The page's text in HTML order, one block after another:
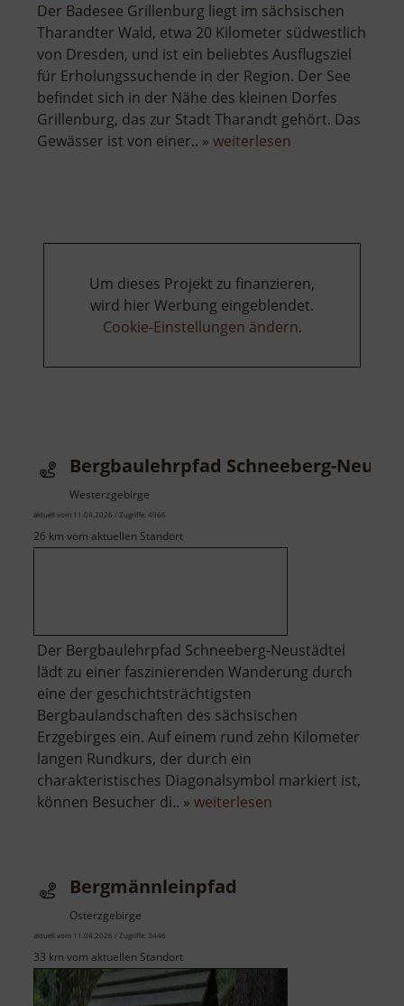
Der Badesee Grillenburg liegt im sächsischen
Tharandter Wald, etwa 20 Kilometer südwestlich
von Dresden, und ist ein beliebtes Ausflugsziel
für Erholungssuchende in der Region. Der See
befindet sich in der Nähe des kleinen Dorfes
Grillenburg, das zur Stadt Tharandt gehört. Das
Gewässer ist von einer.. » weiterlesen
Um dieses Projekt zu finanzieren,
wird hier Werbung eingeblendet.
Cookie-Einstellungen ändern.
Bergbaulehrpfad Schneeberg-
Westerzgebirge
aktuell vom 11.04.2026 / Zugriffe: 4966
26 km vom aktuellen Standort
Der Bergbaulehrpfad Schneeberg-Neustädtel
lädt zu einer faszinierenden Wanderung durch
eine der geschichtsträchtigsten
Bergbaulandschaften des sächsischen
Erzgebirges ein. Auf einem rund zehn Kilometer
langen Rundkurs, der durch ein
charakteristisches Diagonalsymbol markiert ist,
können Besucher di.. » weiterlesen
Bergmännleinpfad
Osterzgebirge
aktuell vom 11.04.2026 / Zugriffe: 3446
33 km vom aktuellen Standort